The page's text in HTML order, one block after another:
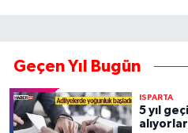
Geçen Yıl Bugün
ISPARTA
5 yıl